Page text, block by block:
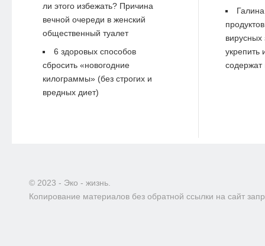
ли этого избежать? Причина
вечной очереди в женский
общественный туалет
6 здоровых способов
сбросить «новогодние
килограммы» (без строгих и
вредных диет)
Галина
вирусных
укрепить
содержат
© 2023 - Эко - жизнь.
Копирование материалов без обратной ссылки на сайт